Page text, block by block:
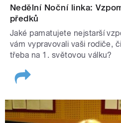
Nedělní Noční linka:
předků
Jaké pamatujete nejstarší
vám vypravovali vaši rodiče,
třeba na 1. světovou válku?